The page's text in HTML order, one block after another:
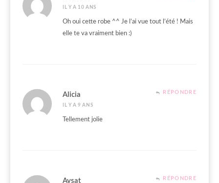
IL Y A 10 ANS
Oh oui cette robe ^^ Je l’ai vue tout l’été ! Mais
elle te va vraiment bien :)
Alicia
IL Y A 9 ANS
RÉPONDRE
Tellement jolie
Aysat RÉPONDRE